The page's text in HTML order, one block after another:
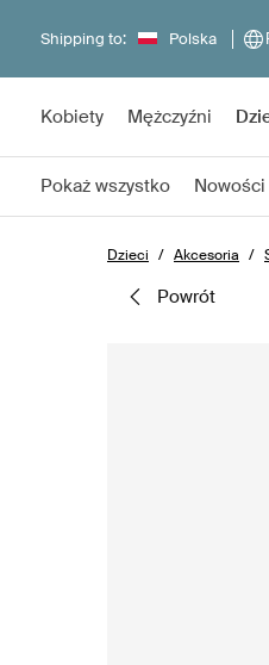
Shipping to: Polska
Kobiety Mężczyźni
Pokaż wszystko Nowości
Dzieci Akcesoria
powrót